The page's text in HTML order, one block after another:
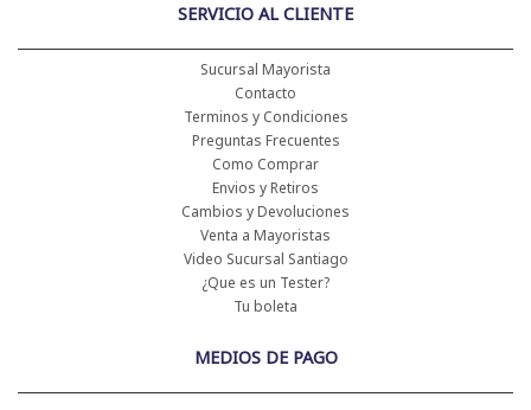
SERVICIO AL CLIENTE
Sucursal Mayorista
Contacto
Terminos y Condiciones
Preguntas Frecuentes
Como Comprar
Envios y Retiros
Cambios y Devoluciones
Venta a Mayoristas
Video Sucursal Santiago
¿Que es un Tester?
Tu boleta
MEDIOS DE PAGO